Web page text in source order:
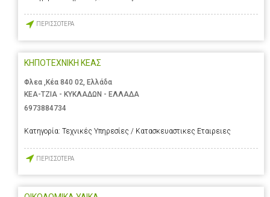
ΠΕΡΙΣΣΟΤΕΡΑ
ΚΗΠΟΤΕΧΝΙΚΗ ΚΕΑΣ
Φλεα ,Κέα 840 02, Ελλάδα
ΚΕΑ-ΤΖΙΑ - ΚΥΚΛΑΔΩΝ - ΕΛΛΑΔΑ
6973884734
Κατηγορία: Τεχνικές Υπηρεσίες / Κατασκευαστικες Εταιρειες
ΠΕΡΙΣΣΟΤΕΡΑ